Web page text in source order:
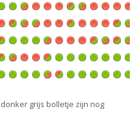
grijs bolletje zijn nog